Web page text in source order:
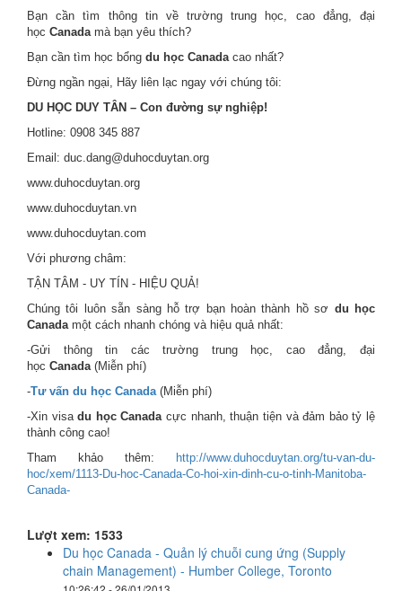
Bạn cần tìm thông tin về trường trung học, cao đẳng, đại
học Canadamà bạn yêu thích?
Bạn cần tìm học bổng du học Canadacao nhất?
Đừng ngần ngại, Hãy liên lạc ngay với chúng tôi:
DU HỌC DUY TÂN – Con đường sự nghiệp!
Hotline: 0908 345 887
Email: duc.dang@duhocduytan.org
www.duhocduytan.org
www.duhocduytan.vn
www.duhocduytan.com
Với phương châm:
TẬN TÂM - UY TÍN - HIỆU QUẢ!
Chúng tôi luôn sẵn sàng hỗ trợ bạn hoàn thành hồ sơ du học
Canadamột cách nhanh chóng và hiệu quả nhất:
-Gửi thông tin các trường trung học, cao đẳng, đại
học Canada(Miễn phí)
-Tư vấn du học Canada(Miễn phí)
-Xin visadu học Canadacực nhanh, thuận tiện và đảm bảo tỷ lệ
thành công cao!
Tham khảo thêm:
http://www.duhocduytan.org/tu-van-du-
hoc/xem/1113-Du-hoc-Canada-Co-hoi-xin-dinh-cu-o-tinh-Manitoba-
Canada-
Lượt xem: 1533
Du học Canada - Quản lý chuỗi cung ứng (Supply
chain Management) - Humber College, Toronto